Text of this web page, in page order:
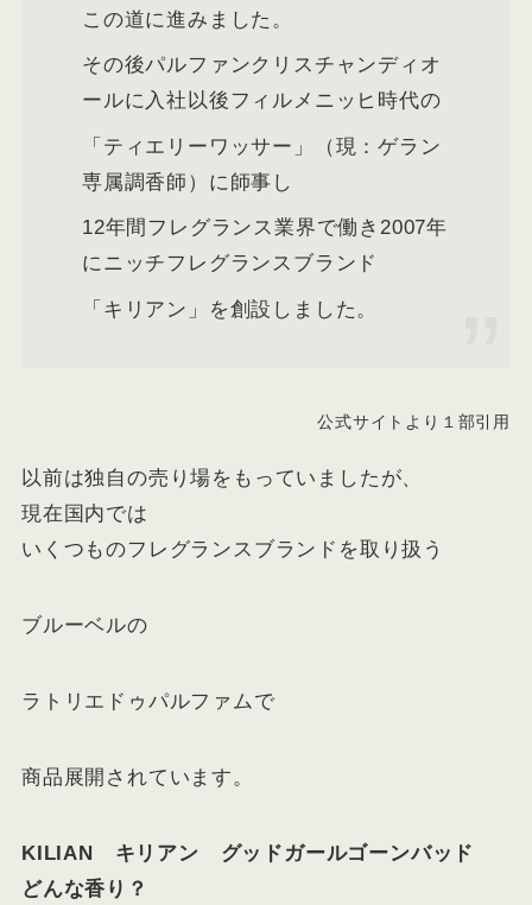
この道に進みました。
その後パルファンクリスチャンディオ
ールに入社以後フィルメニッヒ時代の
「ティエリーワッサー」（現：ゲラン
専属調香師）に師事し
12年間フレグランス業界で働き2007年
にニッチフレグランスブランド
「キリアン」を創設しました。
公式サイトより１部引用
以前は独自の売り場をもっていましたが、
現在国内では
いくつものフレグランスブランドを取り扱う
ブルーベルの
ラトリエドゥパルファムで
商品展開されています。
KILIAN キリアン グッドガールゴーンバッド
どんな香り？